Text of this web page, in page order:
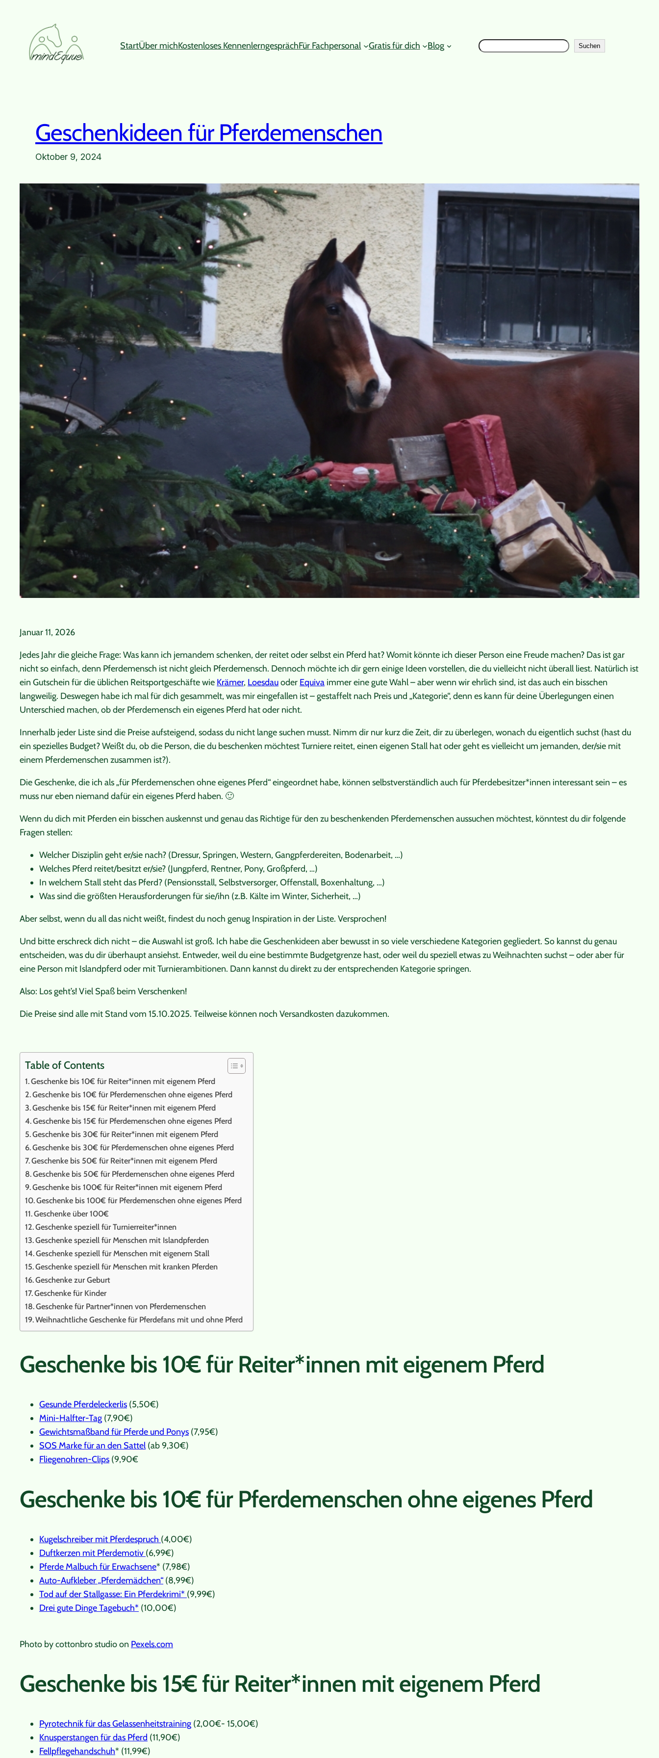
springen
StartÜber michKostenloses KennenlerngesprächFür Fachpersonal Gratis für dich Blog Suchen Suchen
Geschenkideen für Pferdemenschen
Oktober 9, 2024
Januar 11, 2026
Jedes Jahr die gleiche Frage: Was kann ich jemandem schenken, der reitet oder selbst ein Pferd hat? Womit könnte ich dieser Person eine Freude machen? Das ist gar
nicht so einfach, denn Pferdemensch ist nicht gleich Pferdemensch. Dennoch möchte ich dir gern einige Ideen vorstellen, die du vielleicht nicht überall liest. Natürlich ist
ein Gutschein für die üblichen Reitsportgeschäfte wie Krämer, Loesdauoder Equiva immer eine gute Wahl – aber wenn wir ehrlich sind, ist das auch ein bisschen
langweilig. Deswegen habe ich mal für dich gesammelt, was mir eingefallen ist – gestaffelt nach Preis und „Kategorie“, denn es kann für deine Überlegungen einen
Unterschied machen, ob der Pferdemensch ein eigenes Pferd hat oder nicht.
Innerhalb jeder Liste sind die Preise aufsteigend, sodass du nicht lange suchen musst. Nimm dir nur kurz die Zeit, dir zu überlegen, wonach du eigentlich suchst (hast du
ein spezielles Budget? Weißt du, ob die Person, die du beschenken möchtest Turniere reitet, einen eigenen Stall hat oder geht es vielleicht um jemanden, der/sie mit
einem Pferdemenschen zusammen ist?).
Die Geschenke, die ich als „für Pferdemenschen ohne eigenes Pferd“ eingeordnet habe, können selbstverständlich auch für Pferdebesitzer*innen interessant sein – es
muss nur eben niemand dafür ein eigenes Pferd haben. 🙂
Wenn du dich mit Pferden ein bisschen auskennst und genau das Richtige für den zu beschenkenden Pferdemenschen aussuchen möchtest, könntest du dir folgende
Fragen stellen:
Welcher Disziplin geht er/sie nach? (Dressur, Springen, Western, Gangpferdereiten, Bodenarbeit, …)
Welches Pferd reitet/besitzt er/sie? (Jungpferd, Rentner, Pony, Großpferd, …)
In welchem Stall steht das Pferd? (Pensionsstall, Selbstversorger, Offenstall, Boxenhaltung, …)
Was sind die größten Herausforderungen für sie/ihn (z.B. Kälte im Winter, Sicherheit, …)
Aber selbst, wenn du all das nicht weißt, findest du noch genug Inspiration in der Liste. Versprochen!
Und bitte erschreck dich nicht – die Auswahl ist groß. Ich habe die Geschenkideen aber bewusst in so viele verschiedene Kategorien gegliedert. So kannst du genau
entscheiden, was du dir überhaupt ansiehst. Entweder, weil du eine bestimmte Budgetgrenze hast, oder weil du speziell etwas zu Weihnachten suchst – oder aber für
eine Person mit Islandpferd oder mit Turnierambitionen. Dann kannst du direkt zu der entsprechenden Kategorie springen.
Also: Los geht’s! Viel Spaß beim Verschenken!
Die Preise sind alle mit Stand vom 15.10.2025. Teilweise können noch Versandkosten dazukommen.
Table of Contents
Geschenke bis 10€ für Reiter*innen mit eigenem Pferd
Geschenke bis 10€ für Pferdemenschen ohne eigenes Pferd
Geschenke bis 15€ für Reiter*innen mit eigenem Pferd
Geschenke bis 15€ für Pferdemenschen ohne eigenes Pferd
Geschenke bis 30€ für Reiter*innen mit eigenem Pferd
Geschenke bis 30€ für Pferdemenschen ohne eigenes Pferd
Geschenke bis 50€ für Reiter*innen mit eigenem Pferd
Geschenke bis 50€ für Pferdemenschen ohne eigenes Pferd
Geschenke bis 100€ für Reiter*innen mit eigenem Pferd
Geschenke bis 100€ für Pferdemenschen ohne eigenes Pferd
Geschenke über 100€
Geschenke speziell für Turnierreiter*innen
Geschenke speziell für Menschen mit Islandpferden
Geschenke speziell für Menschen mit eigenem Stall
Geschenke speziell für Menschen mit kranken Pferden
Geschenke zur Geburt
Geschenke für Kinder
Geschenke für Partner*innen von Pferdemenschen
Weihnachtliche Geschenke für Pferdefans mit und ohne Pferd
Geschenke bis 10€ für Reiter*innen mit eigenem Pferd
Gesunde Pferdeleckerlis (5,50€)
Mini-Halfter-Tag (7,90€)
Gewichtsmaßband für Pferde und Ponys (7,95€)
SOS Marke für an den Sattel (ab 9,30€)
Fliegenohren-Clips (9,90€
Geschenke bis 10€ für Pferdemenschen ohne eigenes Pferd
Kugelschreiber mit Pferdespruch (4,00€)
Duftkerzen mit Pferdemotiv (6,99€)
Pferde Malbuch für Erwachsene* (7,98€)
Auto-Aufkleber „Pferdemädchen“ (8,99€)
Tod auf der Stallgasse: Ein Pferdekrimi* (9,99€)
Drei gute Dinge Tagebuch* (10,00€)
Photo by cottonbro studio on Pexels.com
Geschenke bis 15€ für Reiter*innen mit eigenem Pferd
Pyrotechnik für das Gelassenheitstraining (2,00€- 15,00€)
Knusperstangen für das Pferd (11,90€)
Fellpflegehandschuh* (11,99€)